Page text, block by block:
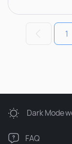
1
Dark Mode
FAQ